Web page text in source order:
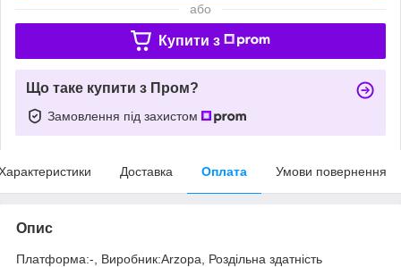
або
Купити з
Що таке купити з Пром?
Замовлення під захистом
Доставка Оплата Умови повернення
Опис
Платформа:-, Виробник:Arzopa, Роздільна здатність